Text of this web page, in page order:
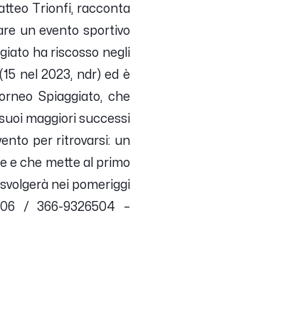
Trionfi, racconta
un evento sportivo
ha riscosso negli
nel 2023, ndr) ed è
Spiaggiato, che
maggiori successi
per ritrovarsi: un
e che mette al primo
nei pomeriggi
/ 366-9326504 –